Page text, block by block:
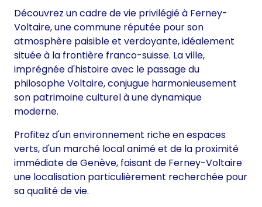
Découvrez un cadre de vie privilégié à Ferney-
Voltaire, une commune réputée pour son
atmosphère paisible et verdoyante, idéalement
située à la frontière franco-suisse. La ville,
imprégnée d'histoire avec le passage du
philosophe Voltaire, conjugue harmonieusement
son patrimoine culturel à une dynamique
moderne.
Profitez d'un environnement riche en espaces
verts, d'un marché local animé et de la proximité
immédiate de Genève, faisant de Ferney-Voltaire
une localisation particulièrement recherchée pour
sa qualité de vie.